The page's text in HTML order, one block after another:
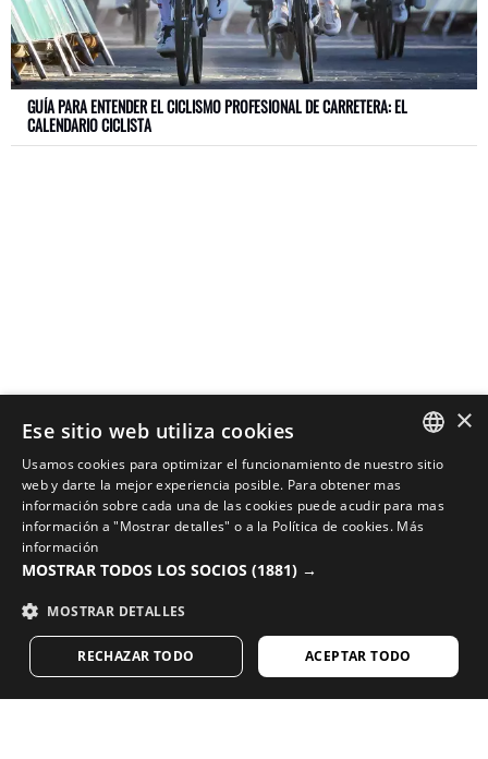
COMPLETA TU LOOK CON LA MEJOR EQUIPACIÓN PARA
CICLISTAS
Descubre todas las novedades en ciclismo en la
IR A LA TIENDA
GUÍA PARA ENTENDER EL CICLISMO PROFESIONAL DE CARRETERA: EL
CALENDARIO CICLISTA
SPANISH
ENGLISH
×
Ese sitio web utiliza cookies
Usamos cookies para optimizar el funcionamiento de nuestro sitio
web y darte la mejor experiencia posible. Para obtener mas
información sobre cada una de las cookies puede acudir para mas
información a "Mostrar detalles" o a la Política de cookies. Más
información
MOSTRAR TODOS LOS SOCIOS (1881) →
MOSTRAR DETALLES
ACEPTAR TODO
RECHAZAR TODO